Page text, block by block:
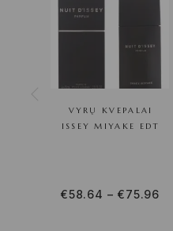
VYRŲ KVEPALAI
ISSEY MIYAKE EDT
€58.64 – €75.96